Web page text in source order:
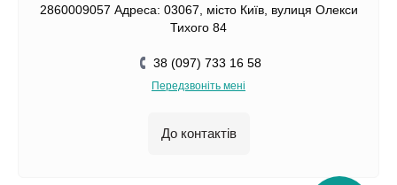
2860009057 Адреса: 03067, місто Київ, вулиця Олекси
Тихого 84
38 (097) 733 16 58
Передзвоніть мені
До контактів